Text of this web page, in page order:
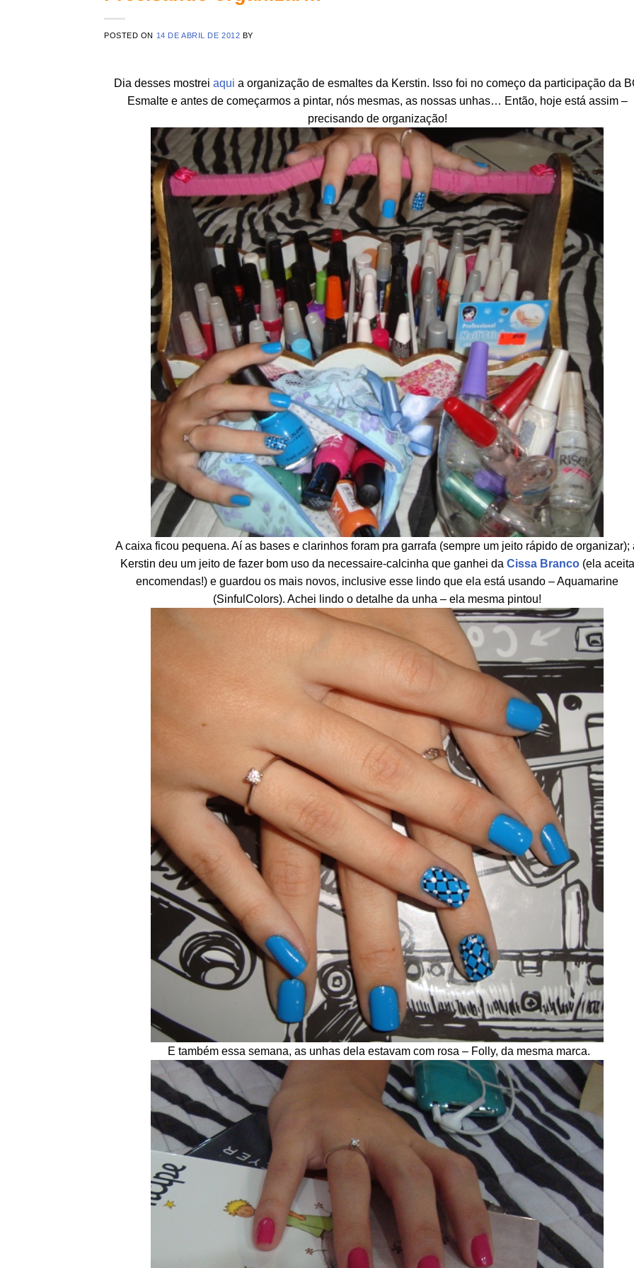
POSTED ON 14 DE ABRIL DE 2012 BY
Dia desses mostreiaquia organização de esmaltes da Kerstin. Isso foi no começo da participação da
Esmalte e antes de começarmos a pintar, nós mesmas, as nossas unhas… Então, hoje está assim –
precisando de organização!
A caixa ficou pequena. Aí as bases e clarinhos foram pra garrafa (sempre um jeito rápido de organizar);
Kerstin deu um jeito de fazer bom uso da necessaire-calcinha que ganhei da Cissa Branco(ela aceita
encomendas!) e guardou os mais novos, inclusive esse lindo que ela está usando – Aquamarine
(SinfulColors). Achei lindo o detalhe da unha – ela mesma pintou!
E também essa semana, as unhas dela estavam com rosa – Folly, da mesma marca.